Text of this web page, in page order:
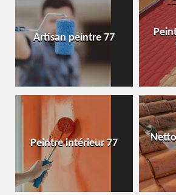
Artisan peintre 77
Peintre intérieur 77